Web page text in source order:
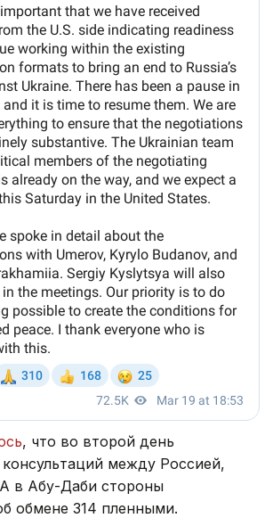
, что во второй день
между Россией,
в Абу-Даби стороны
обмене 314 пленными.